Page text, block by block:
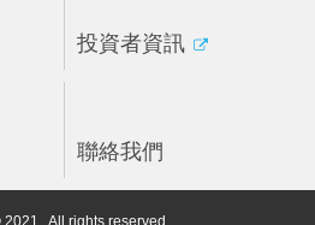
投資者資訊
聯絡我們